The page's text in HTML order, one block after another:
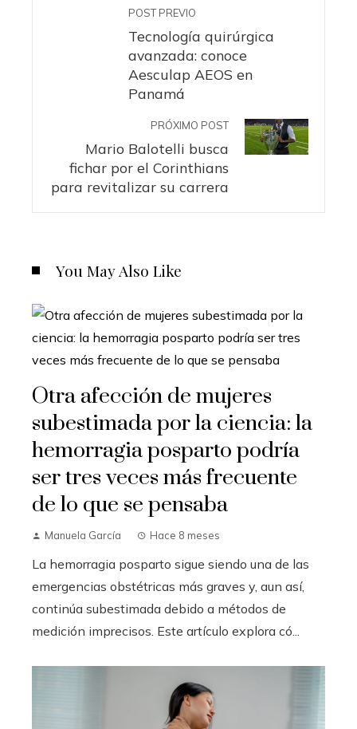
POST PREVIO
Tecnología quirúrgica
avanzada: conoce
Aesculap AEOS en
Panamá
PRÓXIMO POST
Mario Balotelli busca
fichar por el Corinthians
para revitalizar su carrera
You May Also Like
Otra afección de mujeres
subestimada por la ciencia: la
hemorragia posparto podría
ser tres veces más frecuente
de lo que se pensaba
Manuela García Hace 8 meses
La hemorragia posparto sigue siendo una de las
emergencias obstétricas más graves y, aun así,
continúa subestimada debido a métodos de
medición imprecisos. Este artículo explora có...